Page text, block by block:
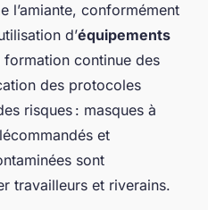
l’amiante, conformément
d’équipements
formation continue des
des protocoles
risques : masques à
et
sont
travailleurs et riverains.